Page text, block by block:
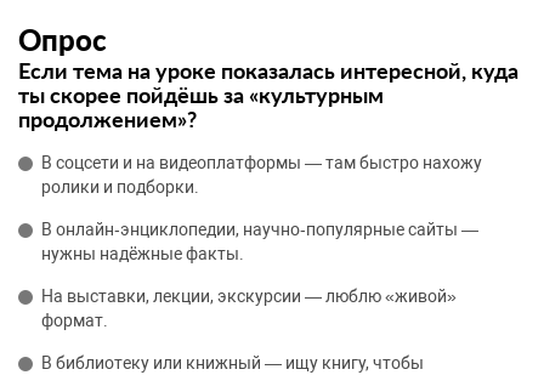
Опрос
Если тема на уроке показалась интересной, куда
ты скорее пойдёшь за «культурным
продолжением»?
В соцсети и на видеоплатформы — там быстро нахожу
ролики и подборки.
В онлайн‑энциклопедии, научно‑популярные сайты —
нужны надёжные факты.
На выставки, лекции, экскурсии — люблю «живой»
формат.
В библиотеку или книжный — ищу книгу, чтобы